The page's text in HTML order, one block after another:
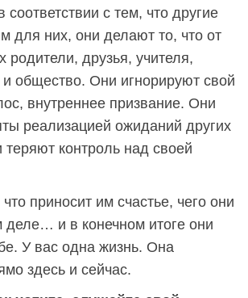
с тем, что другие
для них, они делают то, что от
родители, друзья, учителя,
и общество. Они игнорируют свой
внутреннее призвание. Они
реализацией ожиданий других
контроль над своей
приносит им счастье, чего они
деле… и в конечном итоге они
У вас одна жизнь. Она
здесь и сейчас.